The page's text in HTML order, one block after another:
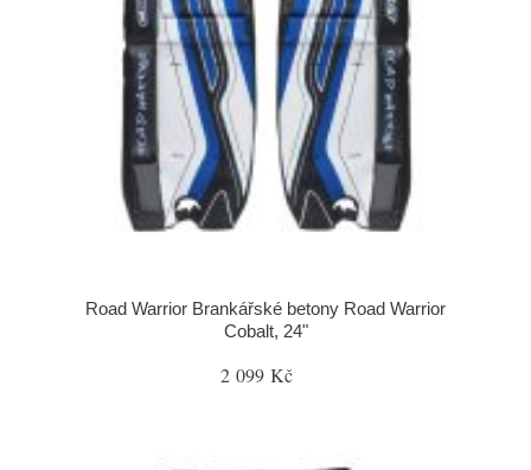
Road Warrior Brankářské betony Road Warrior
Cobalt, 24"
2 099 Kč